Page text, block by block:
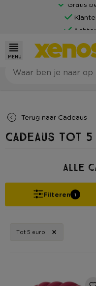
MENU
Terug naar Cadeaus
Cadeaus tot
Alle
Filteren 1
Tot 5 euro